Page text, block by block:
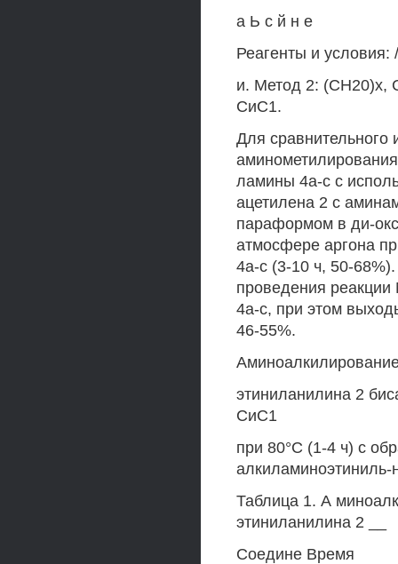
а Ь с й н е
Реагенты и
и. Метод 2: (СН20)х,
СиС1.
Для сравнительного
ламины 4а-с с
ацетилена 2 с
параформом в ди-
атмосфере аргона
4а-с (3-10 ч, 50-
проведения реакции
4а-с, при этом
46-55%.
этиниланилина 2
СиС1
при 80°С (1-4 ч) с
Таблица 1. А
этиниланилина 2 __
Соедине Время